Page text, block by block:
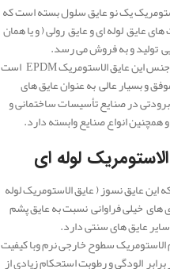
یک نو عایق سلول بسته است که
عایق لوله ای و عایق رولی ( و یا همان
تولید و به فروش می رسد.
همچنین جنس این عایق الاستومریک EPDM است
و بسیار عالی به عنوان عایق های
در صنایع تأسیسات ساختمانی و
همچنین انواع صنایع وابسته دارد.
لوله ای
این عایق نسوز ( عایق الاستومریک لوله
های خیلی فراوانی نسبت به عایق پشم
عایق های سنتی دارد.
الاستومریک سطوح خارجی نرم وبا کیفیت
الودگی و رطوبت استحکام زیادی از